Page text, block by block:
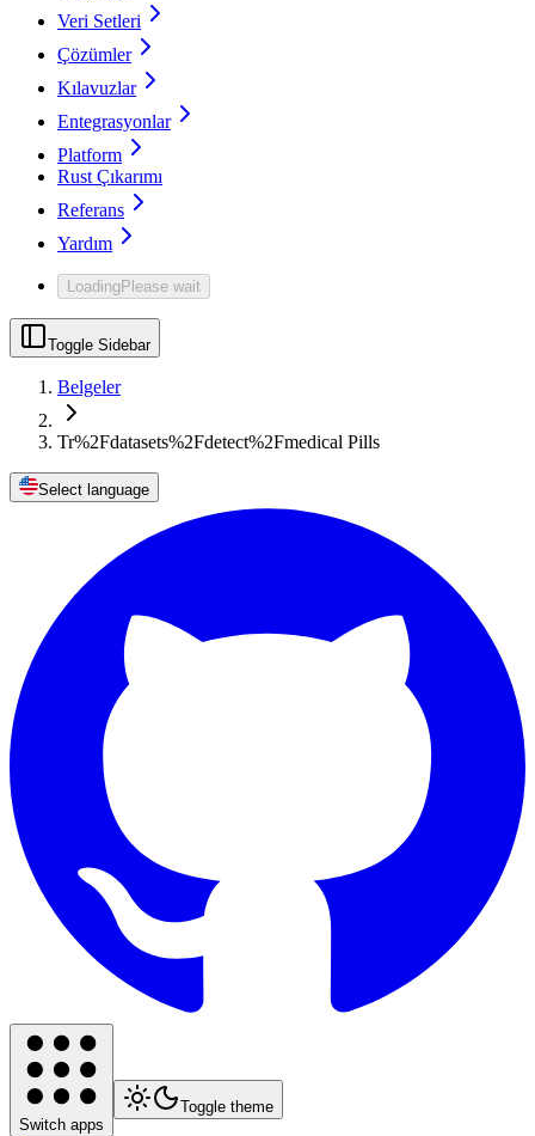
Veri Setleri
Çözümler
Kılavuzlar
Entegrasyonlar
Platform
Rust Çıkarımı
Referans
Yardım
LoadingPlease wait
Toggle Sidebar
Belgeler
Tr%2Fdatasets%2Fdetect%2Fmedical Pills
Select language
Switch apps
Toggle theme